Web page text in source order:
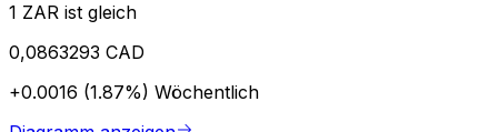
1 ZAR ist gleich
0,0863293 CAD
+0.0016 (1.87%) Wöchentlich